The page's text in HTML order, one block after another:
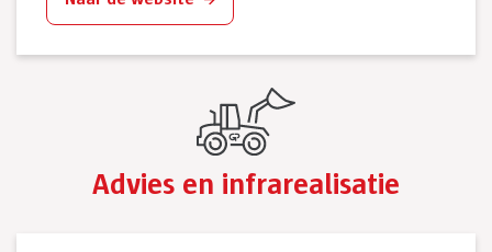
Advies en infrarealisatie